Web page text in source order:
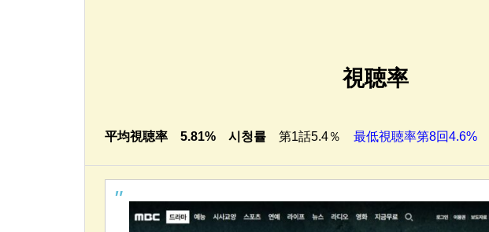
視聴率
平均視聴率 5.81% 시청률 第1話5.4％ 最低視聴率第8回4.6%